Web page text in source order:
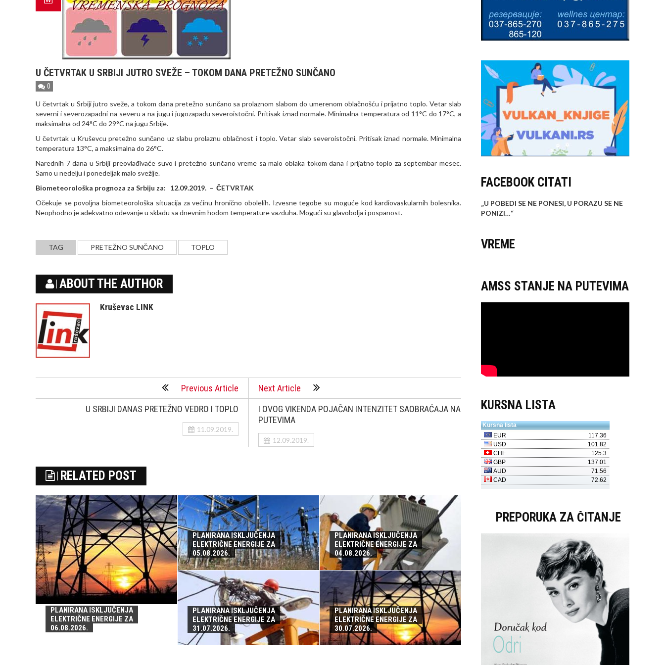
U ČETVRTAK U SRBIJI JUTRO SVEŽE – TOKOM DANA PRETEŽNO SUNČANO
0
U četvrtak u Srbiji jutro sveže, a tokom dana pretežno sunčano sa prolaznom slabom do umerenom oblačnošću i prijatno toplo. Vetar slab
severni i severozapadni na severu a na jugu i jugozapadu severoistočni. Pritisak iznad normale. Minimalna temperatura od 11°C do 17°C, a
maksimalna od 24°C do 29°C na jugu Srbije.
U četvrtak u Kruševcu pretežno sunčano uz slabu prolaznu oblačnost i toplo. Vetar slab severoistočni. Pritisak iznad normale. Minimalna
temperatura 13°C, a maksimalna do 26°C.
Narednih 7 dana u Srbiji preovlađivaće suvo i pretežno sunčano vreme sa malo oblaka tokom dana i prijatno toplo za septembar mesec.
Samo u nedelju i ponedeljak malo svežije.
Biometeorološka prognoza za Srbiju za: 12.09.2019. – ČETVRTAK
Očekuje se povolјna biometeorološka situacija za većinu hronično obolelih. Izvesne tegobe su moguće kod kardiovaskularnih bolesnika.
Neophodno je adekvatno odevanje u skladu sa dnevnim hodom temperature vazduha. Mogući su glavobolјa i pospanost.
TAG PRETEŽNO SUNČANO TOPLO
ABOUT THE AUTHOR
Kruševac LINK
Previous Article
U SRBIJI DANAS PRETEŽNO VEDRO I TOPLO
11.09.2019.
Next Article
I OVOG VIKENDA POJAČAN INTENZITET SAOBRAĆAJA NA
PUTEVIMA
12.09.2019.
RELATED POST
PLANIRANA ISKLJUČENJA
ELEKTRIČNE ENERGIJE ZA
06.08.2026.
PLANIRANA ISKLJUČENJA
ELEKTRIČNE ENERGIJE ZA
05.08.2026.
PLANIRANA ISKLJUČENJA
ELEKTRIČNE ENERGIJE ZA
04.08.2026.
PLANIRANA ISKLJUČENJA
ELEKTRIČNE ENERGIJE ZA
31.07.2026.
PLANIRANA ISKLJUČENJA
ELEKTRIČNE ENERGIJE ZA
30.07.2026.
FACEBOOK CITATI
„U POBEDI SE NE PONESI, U PORAZU SE NE
PONIZI…“
VREME
AMSS STANJE NA PUTEVIMA
KURSNA LISTA
PREPORUKA ZA ČITANJE